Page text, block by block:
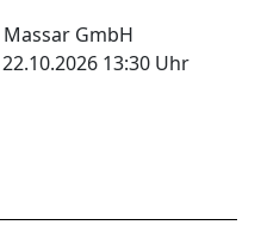
GmbH
13:30 Uhr